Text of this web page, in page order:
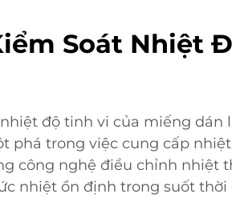
Soát Nhiệt
độ tinh vi của miếng dán
phá trong việc cung cấp
công nghệ điều chỉnh nhiệt
nhiệt ổn định trong suốt thời